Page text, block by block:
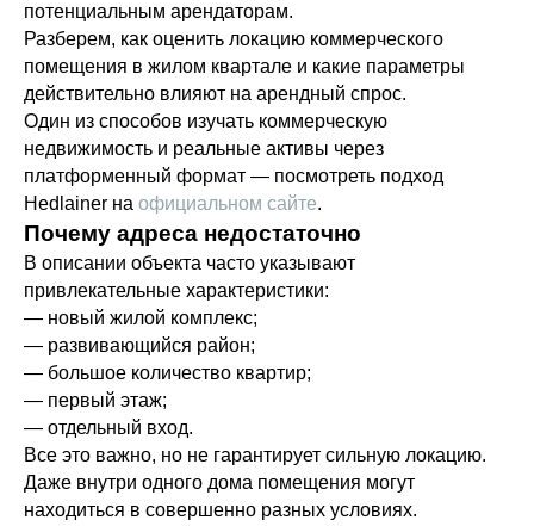
потенциальным арендаторам.
Разберем, как оценить локацию коммерческого
помещения в жилом квартале и какие параметры
действительно влияют на арендный спрос.
Один из способов изучать коммерческую
недвижимость и реальные активы через
платформенный формат — посмотреть подход
Hedlainer на официальном сайте.
Почему адреса недостаточно
В описании объекта часто указывают
привлекательные характеристики:
— новый жилой комплекс;
— развивающийся район;
— большое количество квартир;
— первый этаж;
— отдельный вход.
Все это важно, но не гарантирует сильную локацию.
Даже внутри одного дома помещения могут
находиться в совершенно разных условиях.